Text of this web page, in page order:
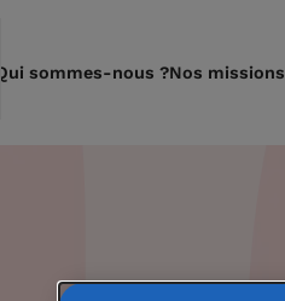
Qui sommes-nous ?Nos missions